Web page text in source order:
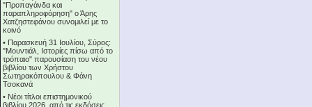
"Προπαγάνδα και
παραπληροφόρηση" ο Άρης
Χατζηστεφάνου συνομιλεί με το
κοινό
• Παρασκευή 31 Ιουλίου, Σύρος:
"Μουντιάλ, Ιστορίες πίσω από το
τρόπαιο" παρουσίαση του νέου
βιβλίου των Χρήστου
Σωτηρακόπουλου & Φάνη
Τσοκανά
• Νέοι τίτλοι επιστημονικού
βιβλίου 2026, από τις εκδόσεις